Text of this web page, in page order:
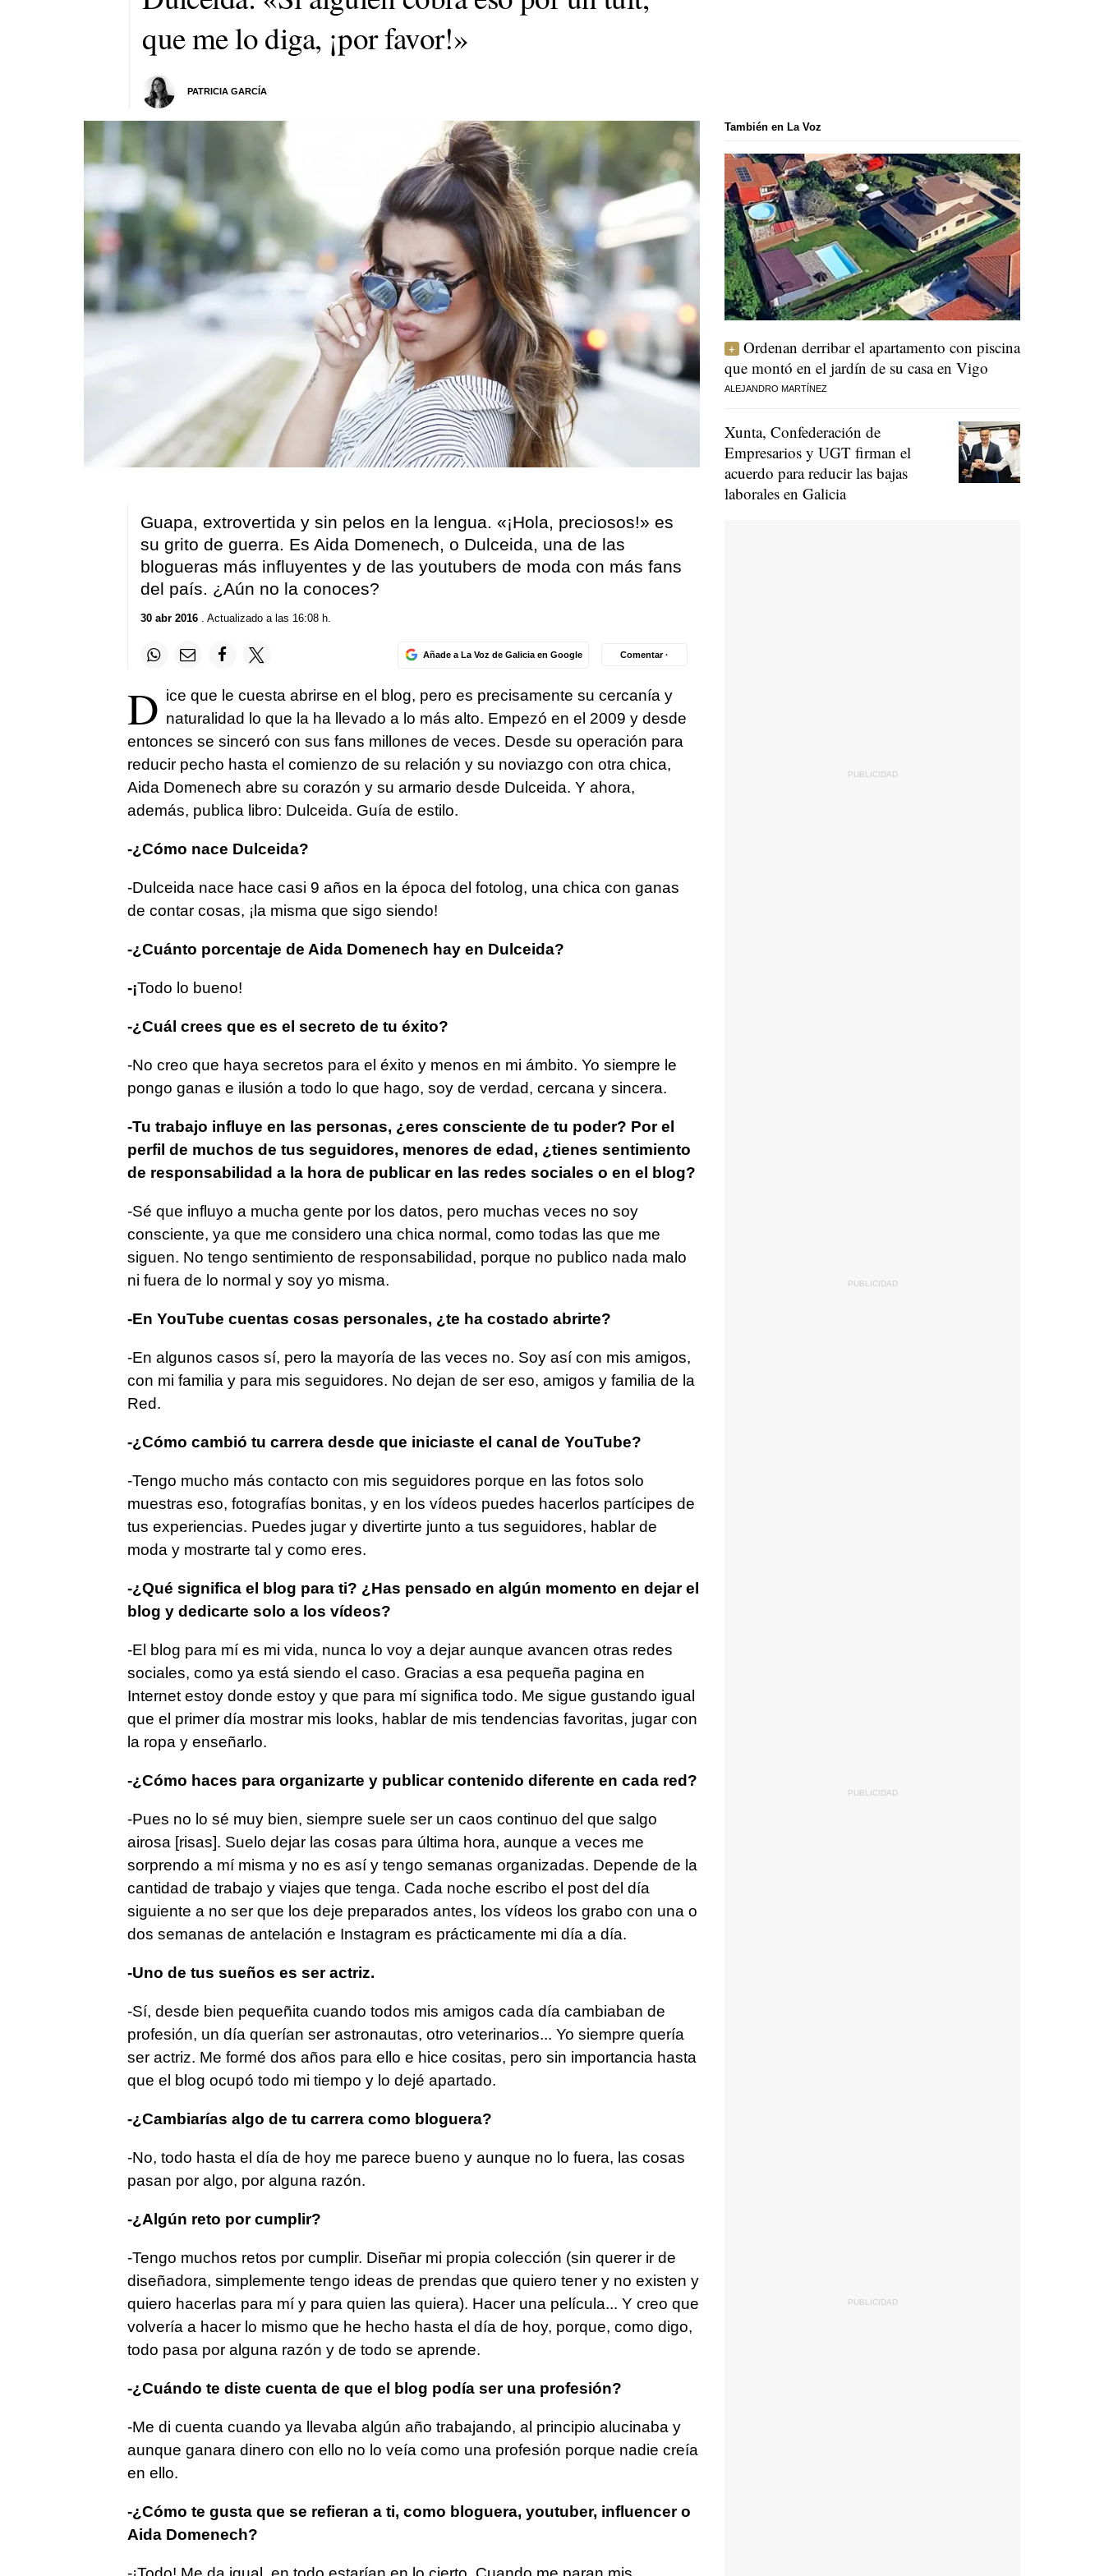
que me lo diga, ¡por favor!»
PATRICIA GARCÍA
Guapa, extrovertida y sin pelos en la lengua. «¡Hola, preciosos!» es
su grito de guerra. Es Aida Domenech, o Dulceida, una de las
blogueras más influyentes y de las youtubers de moda con más fans
del país. ¿Aún no la conoces?
30 abr 2016. Actualizado a las 16:08 h.
Añade a La Voz de Galicia en Google Comentar ·
D ice que le cuesta abrirse en el blog, pero es precisamente su cercanía y
naturalidad lo que la ha llevado a lo más alto. Empezó en el 2009 y desde
entonces se sinceró con sus fans millones de veces. Desde su operación para
reducir pecho hasta el comienzo de su relación y su noviazgo con otra chica,
Aida Domenech abre su corazón y su armario desde Dulceida. Y ahora,
además, publica libro: Dulceida. Guía de estilo.
-¿Cómo nace Dulceida?
-Dulceida nace hace casi 9 años en la época del fotolog, una chica con ganas
de contar cosas, ¡la misma que sigo siendo!
-¿Cuánto porcentaje de Aida Domenech hay en Dulceida?
-¡Todo lo bueno!
-¿Cuál crees que es el secreto de tu éxito?
-No creo que haya secretos para el éxito y menos en mi ámbito. Yo siempre le
pongo ganas e ilusión a todo lo que hago, soy de verdad, cercana y sincera.
-Tu trabajo influye en las personas, ¿eres consciente de tu poder? Por el
perfil de muchos de tus seguidores, menores de edad, ¿tienes sentimiento
de responsabilidad a la hora de publicar en las redes sociales o en el blog?
-Sé que influyo a mucha gente por los datos, pero muchas veces no soy
consciente, ya que me considero una chica normal, como todas las que me
siguen. No tengo sentimiento de responsabilidad, porque no publico nada malo
ni fuera de lo normal y soy yo misma.
-En YouTube cuentas cosas personales, ¿te ha costado abrirte?
-En algunos casos sí, pero la mayoría de las veces no. Soy así con mis amigos,
con mi familia y para mis seguidores. No dejan de ser eso, amigos y familia de la
Red.
-¿Cómo cambió tu carrera desde que iniciaste el canal de YouTube?
-Tengo mucho más contacto con mis seguidores porque en las fotos solo
muestras eso, fotografías bonitas, y en los vídeos puedes hacerlos partícipes de
tus experiencias. Puedes jugar y divertirte junto a tus seguidores, hablar de
moda y mostrarte tal y como eres.
-¿Qué significa el blog para ti? ¿Has pensado en algún momento en dejar el
blog y dedicarte solo a los vídeos?
-El blog para mí es mi vida, nunca lo voy a dejar aunque avancen otras redes
sociales, como ya está siendo el caso. Gracias a esa pequeña pagina en
Internet estoy donde estoy y que para mí significa todo. Me sigue gustando igual
que el primer día mostrar mis looks, hablar de mis tendencias favoritas, jugar con
la ropa y enseñarlo.
-¿Cómo haces para organizarte y publicar contenido diferente en cada red?
-Pues no lo sé muy bien, siempre suele ser un caos continuo del que salgo
airosa [risas]. Suelo dejar las cosas para última hora, aunque a veces me
sorprendo a mí misma y no es así y tengo semanas organizadas. Depende de la
cantidad de trabajo y viajes que tenga. Cada noche escribo el post del día
siguiente a no ser que los deje preparados antes, los vídeos los grabo con una o
dos semanas de antelación e Instagram es prácticamente mi día a día.
-Uno de tus sueños es ser actriz.
-Sí, desde bien pequeñita cuando todos mis amigos cada día cambiaban de
profesión, un día querían ser astronautas, otro veterinarios... Yo siempre quería
ser actriz. Me formé dos años para ello e hice cositas, pero sin importancia hasta
que el blog ocupó todo mi tiempo y lo dejé apartado.
-¿Cambiarías algo de tu carrera como bloguera?
-No, todo hasta el día de hoy me parece bueno y aunque no lo fuera, las cosas
pasan por algo, por alguna razón.
-¿Algún reto por cumplir?
-Tengo muchos retos por cumplir. Diseñar mi propia colección (sin querer ir de
diseñadora, simplemente tengo ideas de prendas que quiero tener y no existen y
quiero hacerlas para mí y para quien las quiera). Hacer una película... Y creo que
volvería a hacer lo mismo que he hecho hasta el día de hoy, porque, como digo,
todo pasa por alguna razón y de todo se aprende.
-¿Cuándo te diste cuenta de que el blog podía ser una profesión?
-Me di cuenta cuando ya llevaba algún año trabajando, al principio alucinaba y
aunque ganara dinero con ello no lo veía como una profesión porque nadie creía
en ello.
-¿Cómo te gusta que se refieran a ti, como bloguera, youtuber, influencer o
Aida Domenech?
También en La Voz
Ordenan derribar el apartamento con piscina
que montó en el jardín de su casa en Vigo
ALEJANDRO MARTÍNEZ
Xunta, Confederación de
Empresarios y UGT firman el
acuerdo para reducir las bajas
laborales en Galicia